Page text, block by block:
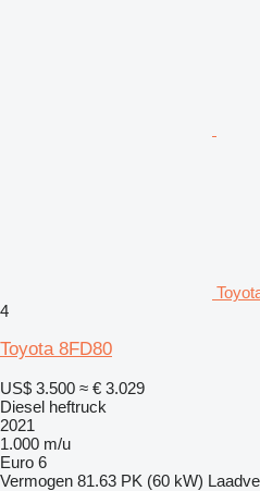
4
Toyota 8FD80
US$ 3.500 ≈ € 3.029
Diesel heftruck
2021
1.000 m/u
Euro 6
Vermogen 81.63 PK (60 kW)